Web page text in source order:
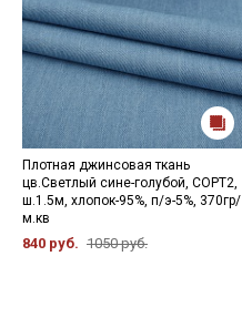
Плотная джинсовая ткань
цв.Светлый сине-голубой, СОРТ2,
ш.1.5м, хлопок-95%, п/э-5%, 370гр/
м.кв
840 руб. 1050 руб.